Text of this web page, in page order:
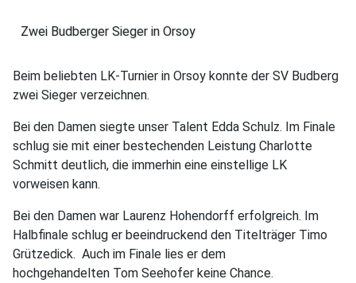
Zwei Budberger Sieger in Orsoy
Beim beliebten LK-Turnier in Orsoy konnte der SV Budberg
zwei Sieger verzeichnen.
Bei den Damen siegte unser Talent Edda Schulz. Im Finale
schlug sie mit einer bestechenden Leistung Charlotte
Schmitt deutlich, die immerhin eine einstellige LK
vorweisen kann.
Bei den Damen war Laurenz Hohendorff erfolgreich. Im
Halbfinale schlug er beeindruckend den Titelträger Timo
Grützedick. Auch im Finale lies er dem
hochgehandelten Tom Seehofer keine Chance.